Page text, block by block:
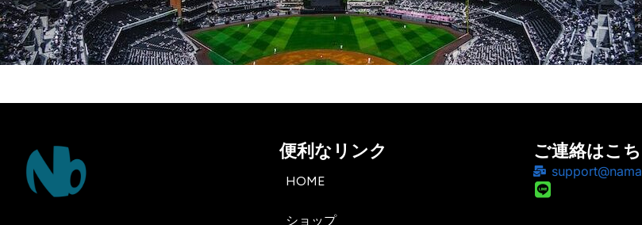
便利なリンク
HOME
ショップ
ご連絡はこ